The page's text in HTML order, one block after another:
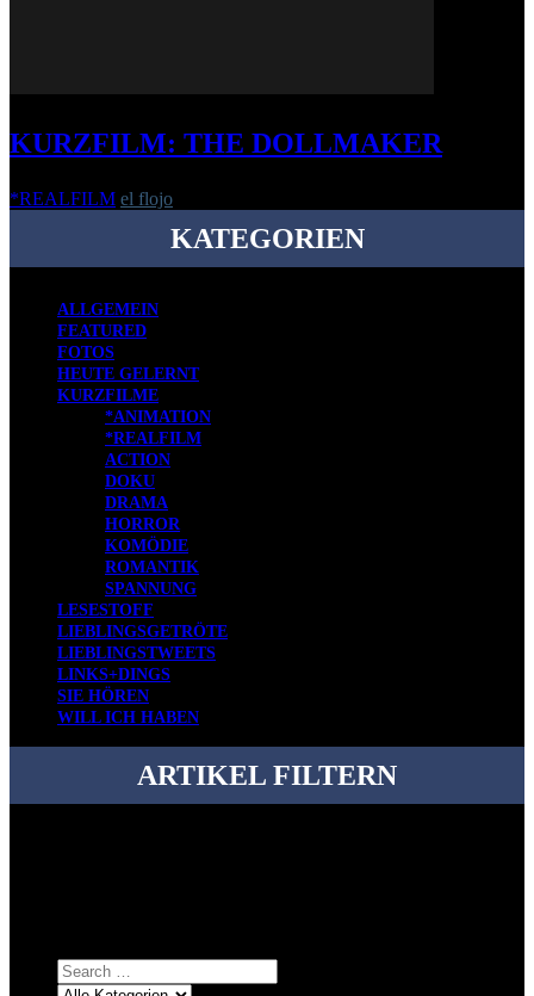
KURZFILM: THE DOLLMAKER
*REALFILM el flojo
KATEGORIEN
ALLGEMEIN
FEATURED
FOTOS
HEUTE GELERNT
KURZFILME
*ANIMATION
*REALFILM
ACTION
DOKU
DRAMA
HORROR
KOMÖDIE
ROMANTIK
SPANNUNG
LESESTOFF
LIEBLINGSGETRÖTE
LIEBLINGSTWEETS
LINKS+DINGS
SIE HÖREN
WILL ICH HABEN
ARTIKEL FILTERN